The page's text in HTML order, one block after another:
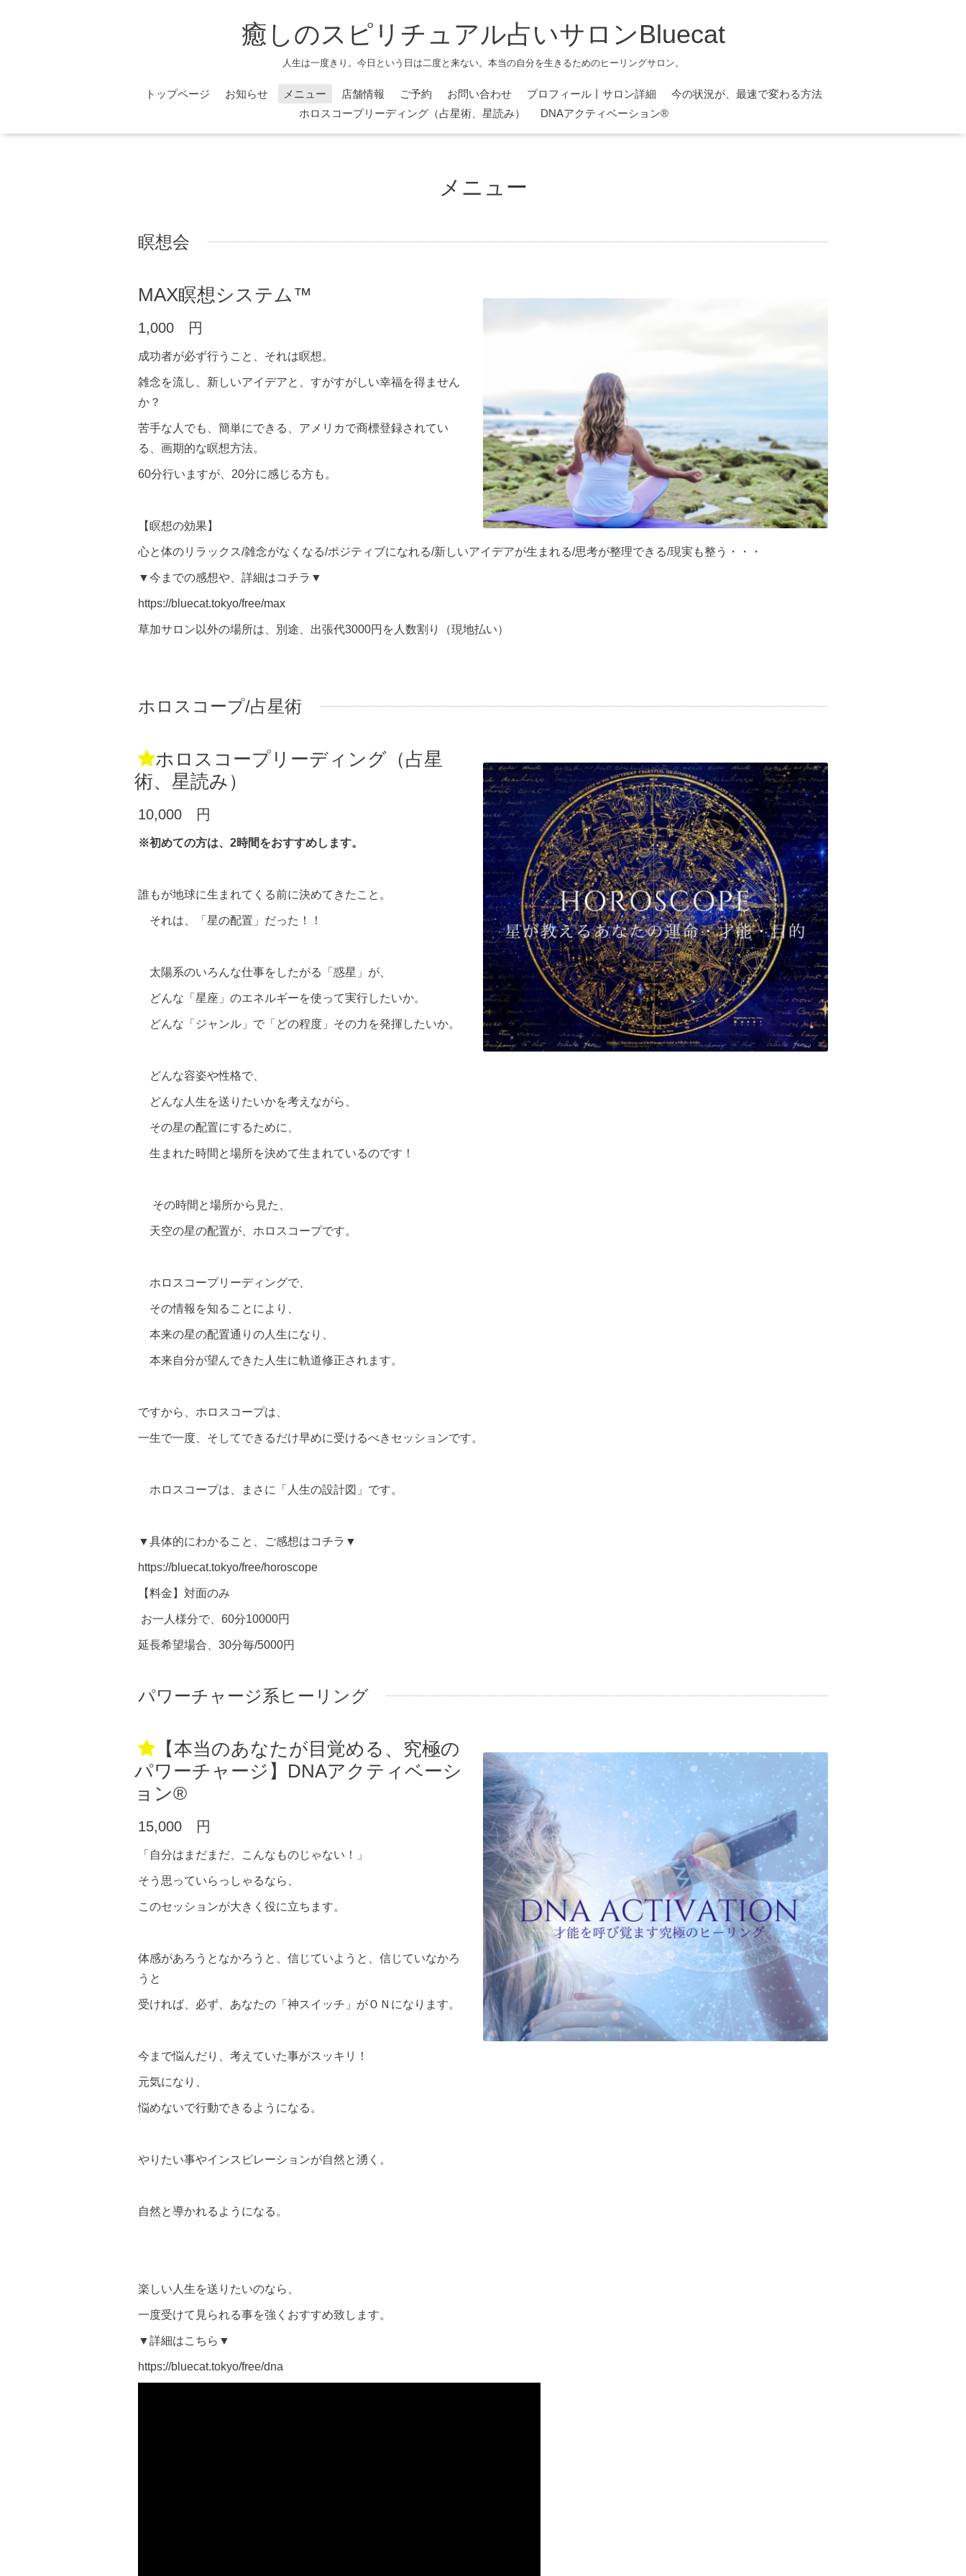
癒しのスピリチュアル占いサロンBluecat
人生は一度きり。今日という日は二度と来ない。本当の自分を生きるためのヒーリングサロン。
トップページ お知らせ メニュー 店舗情報 ご予約 お問い合わせ プロフィール丨サロン詳細
今の状況が、最速で変わる方法
ホロスコープリーディング（占星術、星読み）
DNAアクティベーション®
メニュー
瞑想会
MAX瞑想システム™
1,000 円
成功者が必ず行うこと、それは瞑想。
雑念を流し、新しいアイデアと、すがすがしい幸福を得ません
か？
苦手な人でも、簡単にできる、アメリカで商標登録されてい
る、画期的な瞑想方法。
60分行いますが、20分に感じる方も。
【瞑想の効果】
心と体のリラックス/雑念がなくなる/ポジティブになれる/新しいアイデアが生まれる/思考が整理できる/現実も整う・・・
▼今までの感想や、詳細はコチラ▼
https://bluecat.tokyo/free/max
草加サロン以外の場所は、別途、出張代3000円を人数割り（現地払い）
ホロスコープ/占星術
ホロスコープリーディング（占星
術、星読み）
10,000 円
※初めての方は、2時間をおすすめします。
誰もが地球に生まれてくる前に決めてきたこと。
それは、「星の配置」だった！！
太陽系のいろんな仕事をしたがる「惑星」が、
どんな「星座」のエネルギーを使って実行したいか。
どんな「ジャンル」で「どの程度」その力を発揮したいか。
どんな容姿や性格で、
どんな人生を送りたいかを考えながら、
その星の配置にするために、
生まれた時間と場所を決めて生まれているのです！
その時間と場所から見た、
天空の星の配置が、ホロスコープです。
ホロスコープリーディングで、
その情報を知ることにより、
本来の星の配置通りの人生になり、
本来自分が望んできた人生に軌道修正されます。
ですから、ホロスコープは、
一生で一度、そしてできるだけ早めに受けるべきセッションです。
ホロスコープは、まさに「人生の設計図」です。
▼具体的にわかること、ご感想はコチラ▼
https://bluecat.tokyo/free/horoscope
【料金】対面のみ
お一人様分で、60分10000円
延長希望場合、30分毎/5000円
パワーチャージ系ヒーリング
【本当のあなたが目覚める、究極の
パワーチャージ】DNAアクティベーシ
ョン®
15,000 円
「自分はまだまだ、こんなものじゃない！」
そう思っていらっしゃるなら、
このセッションが大きく役に立ちます。
体感があろうとなかろうと、信じていようと、信じていなかろ
うと
受ければ、必ず、あなたの「神スイッチ」がＯＮになります。
今まで悩んだり、考えていた事がスッキリ！
元気になり、
悩めないで行動できるようになる。
やりたい事やインスピレーションが自然と湧く。
自然と導かれるようになる。
楽しい人生を送りたいのなら、
一度受けて見られる事を強くおすすめ致します。
▼詳細はこちら▼
https://bluecat.tokyo/free/dna